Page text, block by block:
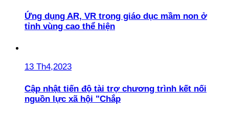
Ứng dụng AR, VR trong giáo dục mầm non ở
tỉnh vùng cao thể hiện
13 Th4,2023
Cập nhật tiến độ tài trợ chương trình kết nối
nguồn lực xã hội "Chắp